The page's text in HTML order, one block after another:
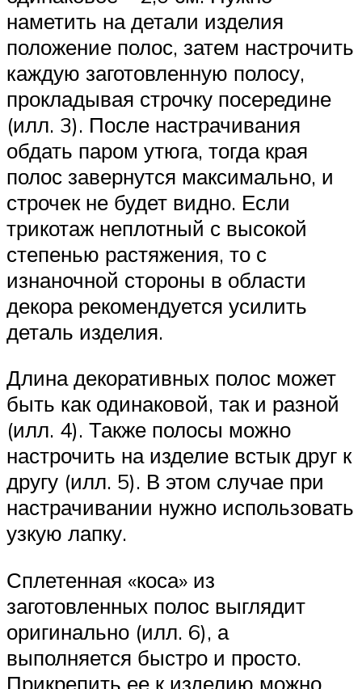
наметить на детали изделия
положение полос, затем настрочить
каждую заготовленную полосу,
прокладывая строчку посередине
(илл. 3). После настрачивания
обдать паром утюга, тогда края
полос завернутся максимально, и
строчек не будет видно. Если
трикотаж неплотный с высокой
степенью растяжения, то с
изнаночной стороны в области
декора рекомендуется усилить
деталь изделия.
Длина декоративных полос может
быть как одинаковой, так и разной
(илл. 4). Также полосы можно
настрочить на изделие встык друг к
другу (илл. 5). В этом случае при
настрачивании нужно использовать
узкую лапку.
Сплетенная «коса» из
заготовленных полос выглядит
оригинально (илл. 6), а
выполняется быстро и просто.
Прикрепить ее к изделию можно